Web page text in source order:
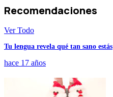
Recomendaciones
Ver Todo
Tu lengua revela qué tan sano estás
hace 17 años